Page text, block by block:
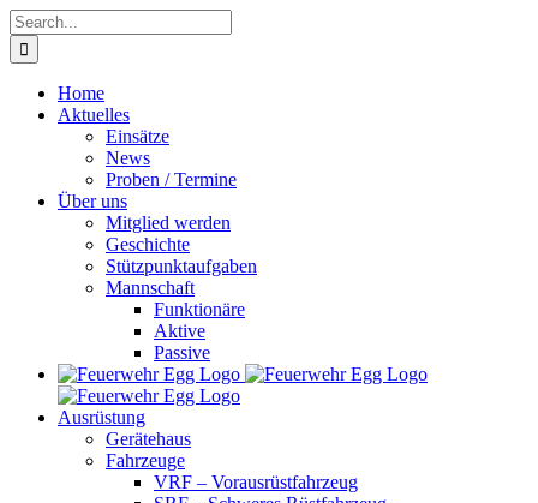
Skip
to
content
Search
for:
Home
Aktuelles
Einsätze
News
Proben / Termine
Über uns
Mitglied werden
Geschichte
Stützpunktaufgaben
Mannschaft
Funktionäre
Aktive
Passive
Ausrüstung
Gerätehaus
Fahrzeuge
VRF – Vorausrüstfahrzeug